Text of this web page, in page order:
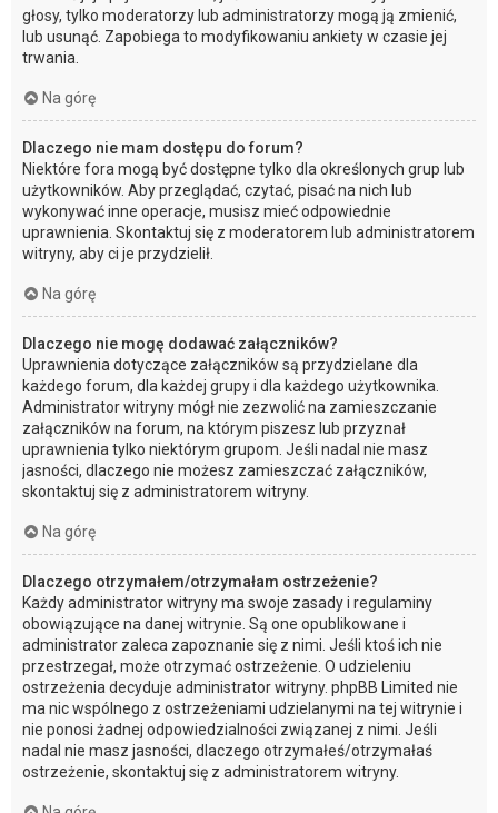
głosy, tylko moderatorzy lub administratorzy mogą ją zmienić,
lub usunąć. Zapobiega to modyfikowaniu ankiety w czasie jej
trwania.
Na górę
Dlaczego nie mam dostępu do forum?
Niektóre fora mogą być dostępne tylko dla określonych grup lub
użytkowników. Aby przeglądać, czytać, pisać na nich lub
wykonywać inne operacje, musisz mieć odpowiednie
uprawnienia. Skontaktuj się z moderatorem lub administratorem
witryny, aby ci je przydzielił.
Na górę
Dlaczego nie mogę dodawać załączników?
Uprawnienia dotyczące załączników są przydzielane dla
każdego forum, dla każdej grupy i dla każdego użytkownika.
Administrator witryny mógł nie zezwolić na zamieszczanie
załączników na forum, na którym piszesz lub przyznał
uprawnienia tylko niektórym grupom. Jeśli nadal nie masz
jasności, dlaczego nie możesz zamieszczać załączników,
skontaktuj się z administratorem witryny.
Na górę
Dlaczego otrzymałem/otrzymałam ostrzeżenie?
Każdy administrator witryny ma swoje zasady i regulaminy
obowiązujące na danej witrynie. Są one opublikowane i
administrator zaleca zapoznanie się z nimi. Jeśli ktoś ich nie
przestrzegał, może otrzymać ostrzeżenie. O udzieleniu
ostrzeżenia decyduje administrator witryny. phpBB Limited nie
ma nic wspólnego z ostrzeżeniami udzielanymi na tej witrynie i
nie ponosi żadnej odpowiedzialności związanej z nimi. Jeśli
nadal nie masz jasności, dlaczego otrzymałeś/otrzymałaś
ostrzeżenie, skontaktuj się z administratorem witryny.